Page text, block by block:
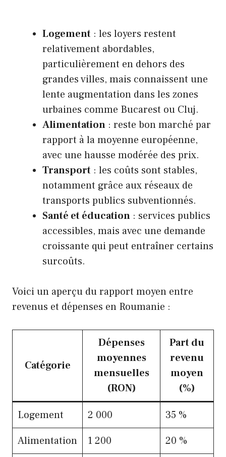
Logement : les loyers restent
relativement abordables,
particulièrement en dehors des
grandes villes, mais connaissent une
lente augmentation dans les zones
urbaines comme Bucarest ou Cluj.
Alimentation : reste bon marché par
rapport à la moyenne européenne,
avec une hausse modérée des prix.
Transport : les coûts sont stables,
notamment grâce aux réseaux de
transports publics subventionnés.
Santé et éducation : services publics
accessibles, mais avec une demande
croissante qui peut entraîner certains
surcoûts.
Voici un aperçu du rapport moyen entre
revenus et dépenses en Roumanie :
Catégorie
Dépenses
moyennes
mensuelles
(RON)
Part du
revenu
moyen
(%)
Logement 2 000
35 %
Alimentation
1 200
20 %